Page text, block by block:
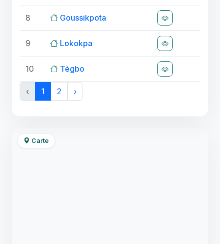
8 Goussikpota
9 Lokokpa
10 Tègbo
‹ 1 2 ›
Carte